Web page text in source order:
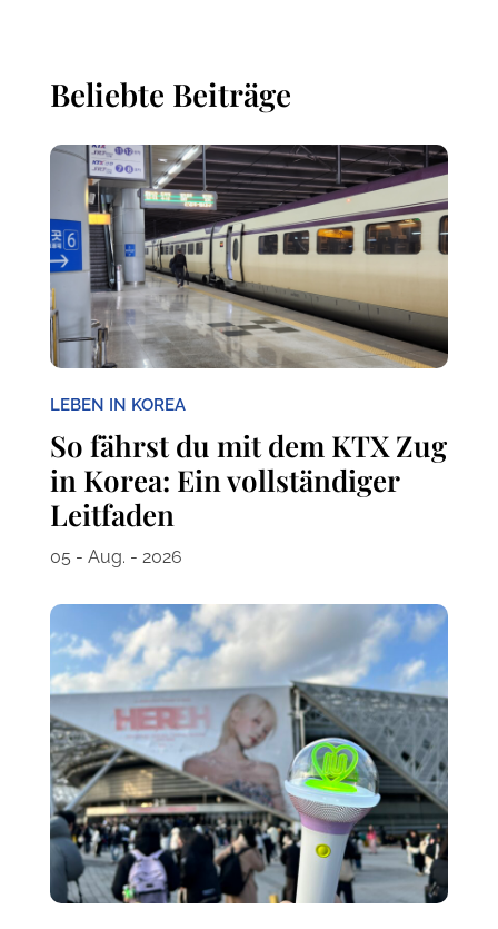
Beliebte Beiträge
LEBEN IN KOREA
So fährst du mit dem KTX Zug
in Korea: Ein vollständiger
Leitfaden
05 - Aug. - 2026